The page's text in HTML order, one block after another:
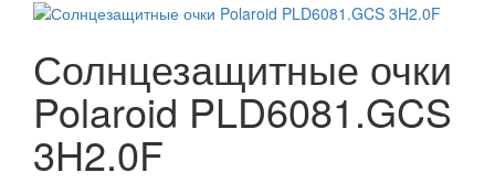
Солнцезащитные очки
Polaroid PLD6081.GCS
3H2.0F